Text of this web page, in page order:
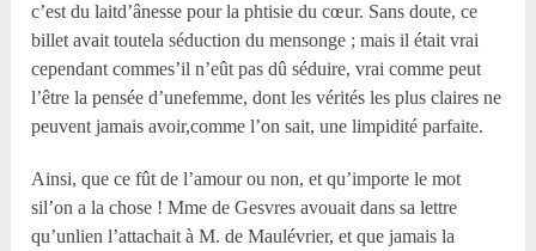
c’est du laitd’ânesse pour la phtisie du cœur. Sans doute, ce
billet avait toutela séduction du mensonge ; mais il était vrai
cependant commes’il n’eût pas dû séduire, vrai comme peut
l’être la pensée d’unefemme, dont les vérités les plus claires ne
peuvent jamais avoir,comme l’on sait, une limpidité parfaite.
Ainsi, que ce fût de l’amour ou non, et qu’importe le mot
sil’on a la chose ! Mme de Gesvres avouait dans sa lettre
qu’unlien l’attachait à M. de Maulévrier, et que jamais la